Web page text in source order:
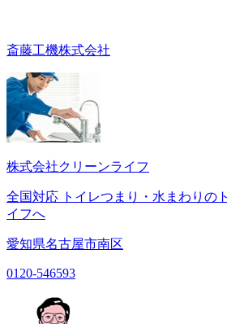
斎藤工機株式会社
株式会社クリーンライフ
全国対応 トイレつまり・水まわりの
イフへ
愛知県名古屋市南区
0120-546593